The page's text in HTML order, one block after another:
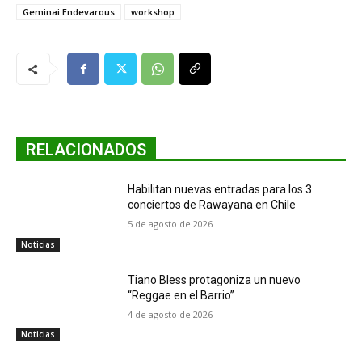
Geminai Endevarous
workshop
RELACIONADOS
Noticias
Habilitan nuevas entradas para los 3
conciertos de Rawayana en Chile
5 de agosto de 2026
Noticias
Tiano Bless protagoniza un nuevo
“Reggae en el Barrio”
4 de agosto de 2026